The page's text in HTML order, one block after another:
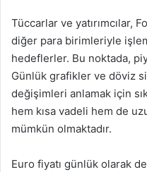
Tüccarlar ve yatırımcılar,
diğer para birimleriyle
hedeflerler. Bu noktada,
Günlük grafikler ve döviz
değişimleri anlamak için
hem kısa vadeli hem de
mümkün olmaktadır.
Euro fiyatı günlük olarak